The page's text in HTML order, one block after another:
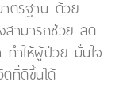
ตรฐาน ด้วย
สามารถช่วย ลด
ทำให้ผู้ป่วย มั่นใจ
ที่ดีขึ้นได้